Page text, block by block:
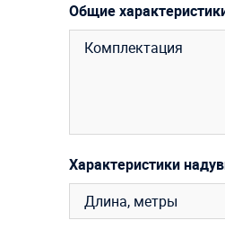
Общие
Комплектация
Характеристики
Длина, метры